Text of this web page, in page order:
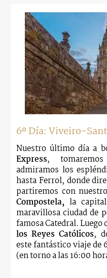
6º Día: Viveiro-
Nuestro último día a
Express,
admiramos los
hasta Ferrol, donde
partiremos con
Compostela, la
maravillosa ciudad de
famosa Catedral. Luego
los Reyes Católicos,
este fantástico viaje de
(en torno a las 16:00